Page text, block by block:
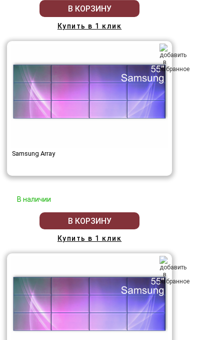
В КОРЗИНУ
Купить в 1 клик
Samsung Array
В наличии
В КОРЗИНУ
Купить в 1 клик